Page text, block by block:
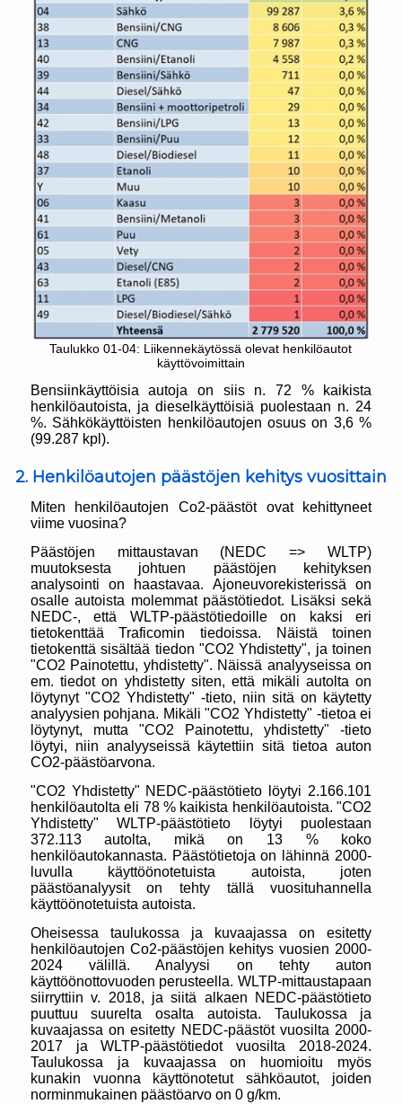
Taulukko 01-04: Liikennekäytössä olevat henkilöautot
käyttövoimittain
Bensiinkäyttöisia autoja on siis n. 72 % kaikista
henkilöautoista, ja dieselkäyttöisiä puolestaan n. 24
%. Sähkökäyttöisten henkilöautojen osuus on 3,6 %
(99.287 kpl).
2. Henkilöautojen päästöjen kehitys vuosittain
Miten henkilöautojen Co2-päästöt ovat kehittyneet
viime vuosina?
Päästöjen mittaustavan (NEDC => WLTP)
muutoksesta johtuen päästöjen kehityksen
analysointi on haastavaa. Ajoneuvorekisterissä on
osalle autoista molemmat päästötiedot. Lisäksi sekä
NEDC-, että WLTP-päästötiedoille on kaksi eri
tietokenttää Traficomin tiedoissa. Näistä toinen
tietokenttä sisältää tiedon "CO2 Yhdistetty", ja toinen
"CO2 Painotettu, yhdistetty". Näissä analyyseissa on
em. tiedot on yhdistetty siten, että mikäli autolta on
löytynyt "CO2 Yhdistetty" -tieto, niin sitä on käytetty
analyysien pohjana. Mikäli "CO2 Yhdistetty" -tietoa ei
löytynyt, mutta "CO2 Painotettu, yhdistetty" -tieto
löytyi, niin analyyseissä käytettiin sitä tietoa auton
CO2-päästöarvona.
"CO2 Yhdistetty" NEDC-päästötieto löytyi 2.166.101
henkilöautolta eli 78 % kaikista henkilöautoista. "CO2
Yhdistetty" WLTP-päästötieto löytyi puolestaan
372.113 autolta, mikä on 13 % koko
henkilöautokannasta. Päästötietoja on lähinnä 2000-
luvulla käyttöönotetuista autoista, joten
päästöanalyysit on tehty tällä vuosituhannella
käyttöönotetuista autoista.
Oheisessa taulukossa ja kuvaajassa on esitetty
henkilöautojen Co2-päästöjen kehitys vuosien 2000-
2024 välillä. Analyysi on tehty auton
käyttöönottovuoden perusteella. WLTP-mittaustapaan
siirryttiin v. 2018, ja siitä alkaen NEDC-päästötieto
puuttuu suurelta osalta autoista. Taulukossa ja
kuvaajassa on esitetty NEDC-päästöt vuosilta 2000-
2017 ja WLTP-päästötiedot vuosilta 2018-2024.
Taulukossa ja kuvaajassa on huomioitu myös
kunakin vuonna käyttönotetut sähköautot, joiden
norminmukainen päästöarvo on 0 g/km.